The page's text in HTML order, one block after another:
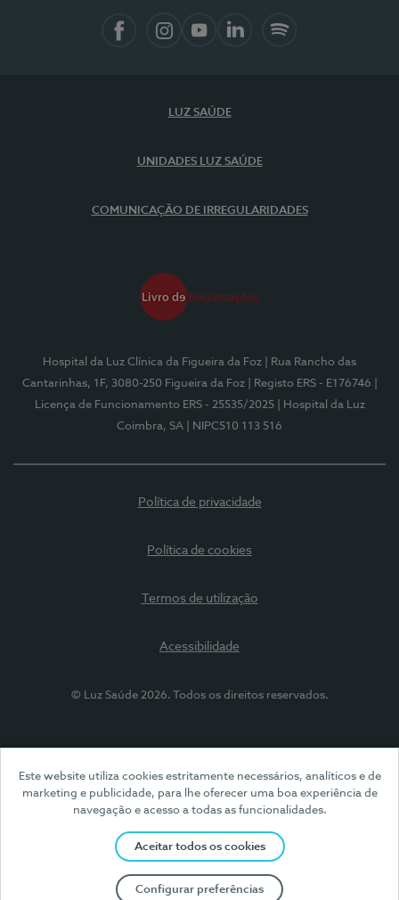
Este website utiliza cookies estritamente necessários, analíticos e de
marketing e publicidade, para lhe oferecer uma boa experiência de
navegação e acesso a todas as funcionalidades.
Aceitar todos os cookies
Configurar preferências
LUZ SAÚDE
UNIDADES LUZ SAÚDE
COMUNICAÇÃO DE IRREGULARIDADES
Hospital da Luz Clínica da Figueira da Foz
| Rua Rancho das
Cantarinhas, 1F, 3080-250 Figueira da Foz
| Registo ERS - E176746
Licença de Funcionamento ERS - 25535/2025
| Hospital da Luz
Coimbra, SA
| NIPC510 113 516
Política de privacidade
Política de cookies
Termos de utilização
Acessibilidade
© Luz Saúde 2026. Todos os direitos reservados.